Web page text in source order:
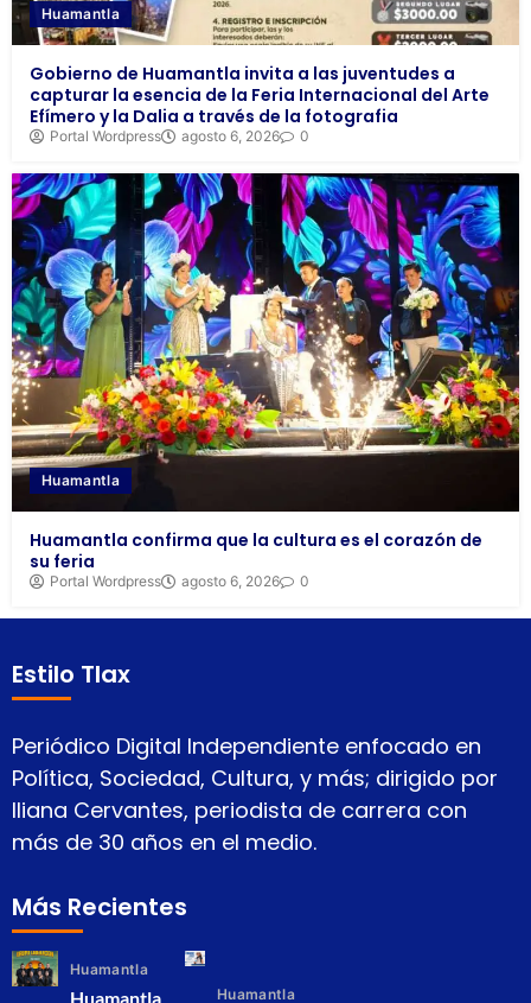
Huamantla
Gobierno de Huamantla invita a las juventudes a
capturar la esencia de la Feria Internacional del Arte
Efímero y la Dalia a través de la fotografia
Portal Wordpress agosto 6, 2026 0
Huamantla
Huamantla confirma que la cultura es el corazón de
su feria
Portal Wordpress agosto 6, 2026 0
Estilo Tlax
Periódico Digital Independiente enfocado en
Política, Sociedad, Cultura, y más; dirigido por
Iliana Cervantes, periodista de carrera con
más de 30 años en el medio.
Más Recientes
Huamantla
Huamantla Huamantla